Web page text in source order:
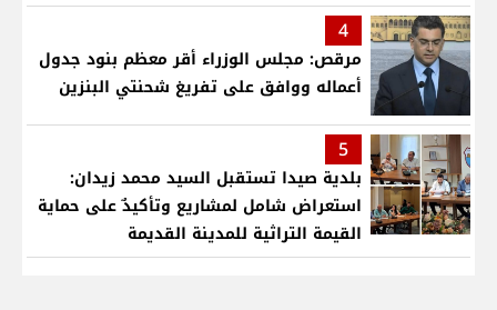
4
مرقص: مجلس الوزراء أقر معظم بنود جدول
أعماله ووافق على تفريغ شحنتي البنزين
5
بلدية صيدا تستقبل السيد محمد زيدان:
استعراض شامل لمشاريع وتأكيدٌ على حماية
القيمة التراثية للمدينة القديمة